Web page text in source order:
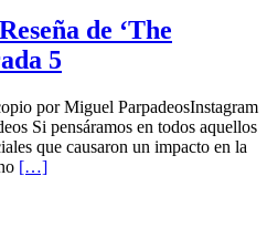
de ‘The
5
por Miguel ParpadeosInstagram
Si pensáramos en todos aquellos
que causaron un impacto en la
[…]